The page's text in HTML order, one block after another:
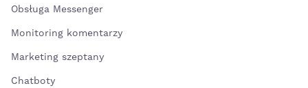
Obsługa Messenger
Monitoring komentarzy
Marketing szeptany
Chatboty